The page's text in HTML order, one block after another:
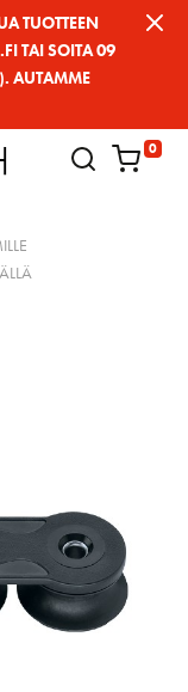
TUOTTEEN
TAI SOITA 09
AUTAMME
0